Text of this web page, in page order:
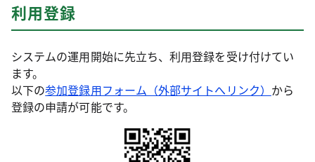
利用登録
システムの運用開始に先立ち、利用登録を受け付けてい
ます。
以下の参加登録用フォーム（外部サイトへリンク） から
登録の申請が可能です。